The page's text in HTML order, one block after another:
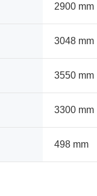
2900 mm
3048 mm
3550 mm
3300 mm
498 mm